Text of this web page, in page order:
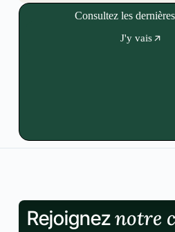
Consultez les
J'y vais
Rejoigneznotre